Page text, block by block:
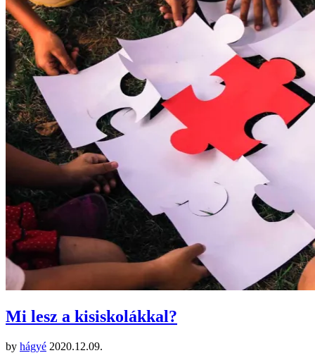
Mi lesz a kisiskolákkal?
by hágyé 2020.12.09.